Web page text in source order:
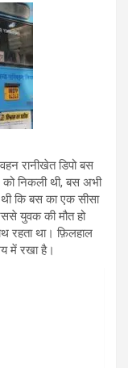
रानीखेत डिपो बस
निकली थी, बस अभी
कि बस का एक सीसा
युवक की मौत हो
रहता था। फ़िलहाल
में रखा है।